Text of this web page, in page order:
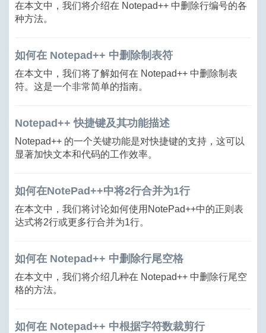
在本文中，我们将介绍在 Notepad++ 中删除行编号的各
种方法。
如何在 Notepad++ 中删除制表符
在本文中，我们将了解如何在 Notepad++ 中删除制表
符。这是一个非常简单的指南。
Notepad++ 快捷键及其功能描述
Notepad++ 的一个关键功能是对快捷键的支持，这可以
显著加快文本和代码的工作效率。
如何在NotePad++中将2行合并为1行
在本文中，我们将讨论如何使用NotePad++中的正则表
达式将2行或更多行合并为1行。
如何在 Notepad++ 中删除行尾空格
在本文中，我们将介绍几种在 Notepad++ 中删除行尾空
格的方法。
如何在 Notepad++ 中根据字符数裁剪行